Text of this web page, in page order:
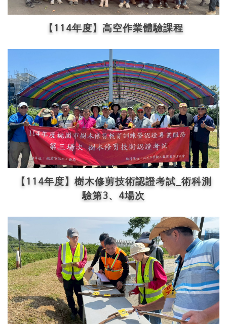
【114年度】高空作業體驗課程
【114年度】樹木修剪技術認證考試_術科測
驗第3、4場次